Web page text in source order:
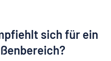
sich für ein